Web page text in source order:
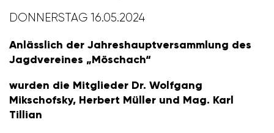
DONNERSTAG 16.05.2024
Anläss­lich der Jahres­haupt­ver­samm­lung des
Jagd­ver­eines „Möschach“
wurden die Mitglieder Dr. Wolf­gang
Mikschofsky, Herbert Müller und Mag. Karl
Tillian